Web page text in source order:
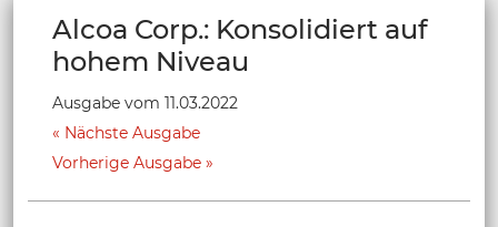
Alcoa Corp.: Konsolidiert auf
hohem Niveau
Ausgabe vom 11.03.2022
Nächste Ausgabe
Vorherige Ausgabe